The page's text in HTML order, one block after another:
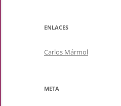
ENLACES
Carlos Mármol
META